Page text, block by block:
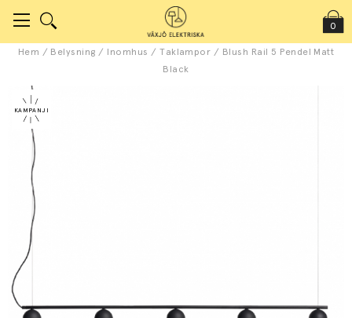
0
Hem / Belysning / Inomhus /Taklampor / Blush Rail 5 Pendel Matt
Black